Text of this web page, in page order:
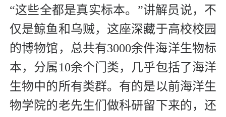
“这些全都是真实标本。”讲解员说，不
仅是鲸鱼和乌贼，这座深藏于高校校园
的博物馆，总共有3000余件海洋生物标
本，分属10余个门类，几乎包括了海洋
生物中的所有类群。有的是以前海洋生
物学院的老先生们做科研留下来的，还